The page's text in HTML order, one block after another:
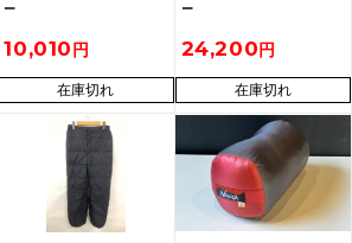
ー
10,010
在庫切れ
ー
24,200
在庫切れ